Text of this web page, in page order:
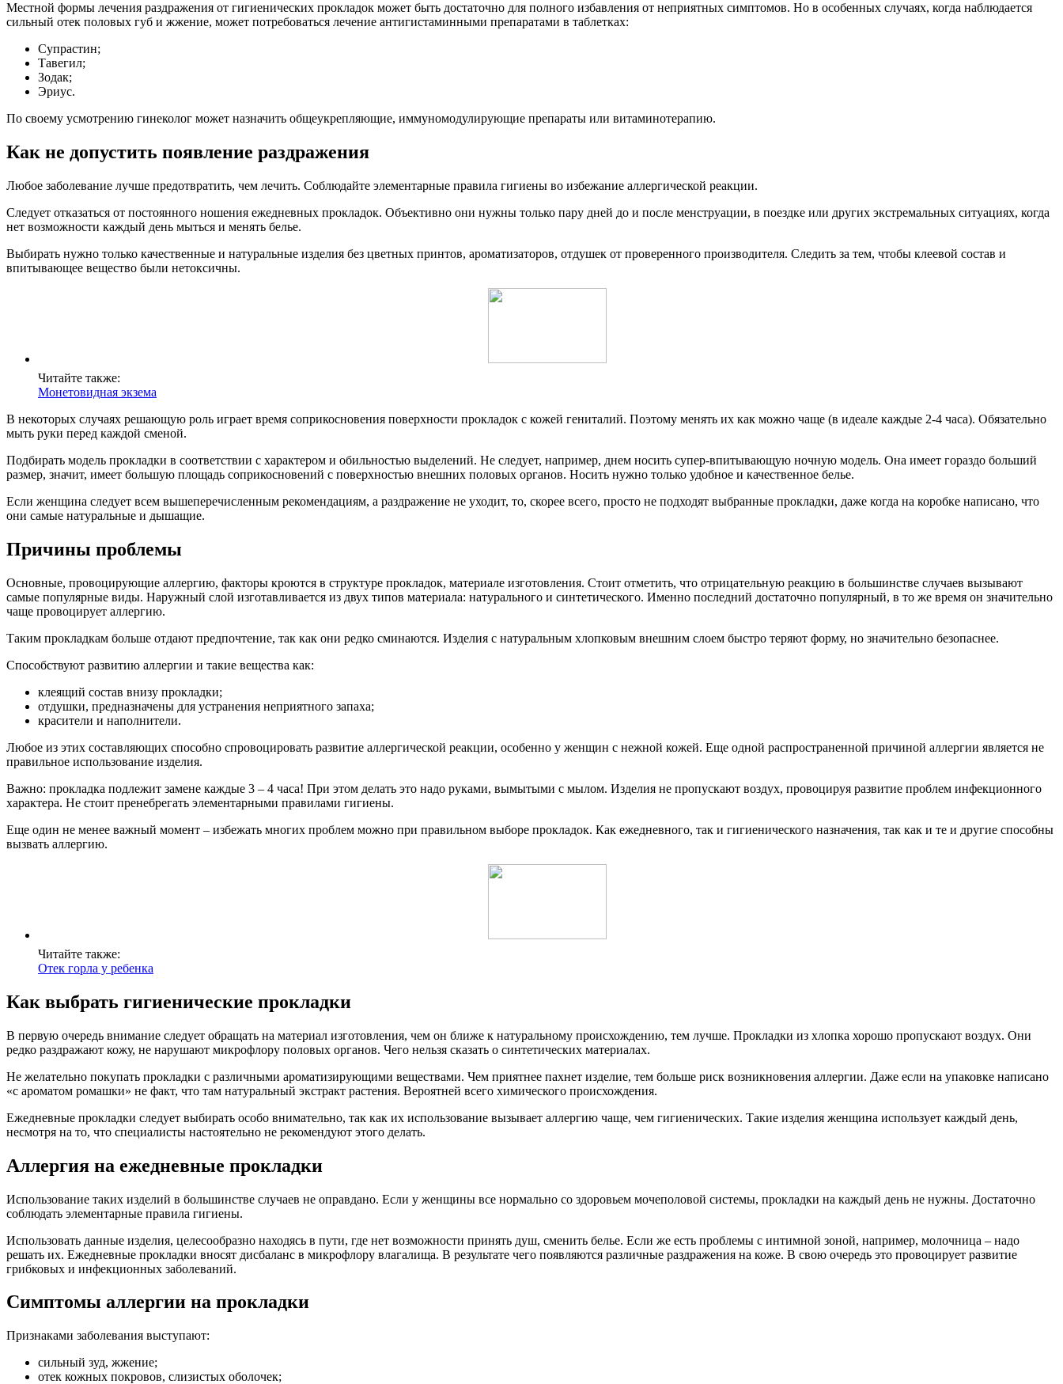
Местной формы лечения раздражения от гигиенических прокладок может быть достаточно для полного избавления от неприятных симптомов. Но в особенных случаях, когда наблюдается
сильный отек половых губ и жжение, может потребоваться лечение антигистаминными препаратами в таблетках:
Супрастин;
Тавегил;
Зодак;
Эриус.
По своему усмотрению гинеколог может назначить общеукрепляющие, иммуномодулирующие препараты или витаминотерапию.
Как не допустить появление раздражения
Любое заболевание лучше предотвратить, чем лечить. Соблюдайте элементарные правила гигиены во избежание аллергической реакции.
Следует отказаться от постоянного ношения ежедневных прокладок. Объективно они нужны только пару дней до и после менструации, в поездке или других экстремальных ситуациях, когда
нет возможности каждый день мыться и менять белье.
Выбирать нужно только качественные и натуральные изделия без цветных принтов, ароматизаторов, отдушек от проверенного производителя. Следить за тем, чтобы клеевой состав и
впитывающее вещество были нетоксичны.
Читайте также:
Монетовидная экзема
В некоторых случаях решающую роль играет время соприкосновения поверхности прокладок с кожей гениталий. Поэтому менять их как можно чаще (в идеале каждые 2-4 часа). Обязательно
мыть руки перед каждой сменой.
Подбирать модель прокладки в соответствии с характером и обильностью выделений. Не следует, например, днем носить супер-впитывающую ночную модель. Она имеет гораздо больший
размер, значит, имеет большую площадь соприкосновений с поверхностью внешних половых органов. Носить нужно только удобное и качественное белье.
Если женщина следует всем вышеперечисленным рекомендациям, а раздражение не уходит, то, скорее всего, просто не подходят выбранные прокладки, даже когда на коробке написано, что
они самые натуральные и дышащие.
Причины проблемы
Основные, провоцирующие аллергию, факторы кроются в структуре прокладок, материале изготовления. Стоит отметить, что отрицательную реакцию в большинстве случаев вызывают
самые популярные виды. Наружный слой изготавливается из двух типов материала: натурального и синтетического. Именно последний достаточно популярный, в то же время он значительно
чаще провоцирует аллергию.
Таким прокладкам больше отдают предпочтение, так как они редко сминаются. Изделия с натуральным хлопковым внешним слоем быстро теряют форму, но значительно безопаснее.
Способствуют развитию аллергии и такие вещества как:
клеящий состав внизу прокладки;
отдушки, предназначены для устранения неприятного запаха;
красители и наполнители.
Любое из этих составляющих способно спровоцировать развитие аллергической реакции, особенно у женщин с нежной кожей. Еще одной распространенной причиной аллергии является не
правильное использование изделия.
Важно: прокладка подлежит замене каждые 3 – 4 часа! При этом делать это надо руками, вымытыми с мылом. Изделия не пропускают воздух, провоцируя развитие проблем инфекционного
характера. Не стоит пренебрегать элементарными правилами гигиены.
Еще один не менее важный момент – избежать многих проблем можно при правильном выборе прокладок. Как ежедневного, так и гигиенического назначения, так как и те и другие способны
вызвать аллергию.
Читайте также:
Отек горла у ребенка
Как выбрать гигиенические прокладки
В первую очередь внимание следует обращать на материал изготовления, чем он ближе к натуральному происхождению, тем лучше. Прокладки из хлопка хорошо пропускают воздух. Они
редко раздражают кожу, не нарушают микрофлору половых органов. Чего нельзя сказать о синтетических материалах.
Не желательно покупать прокладки с различными ароматизирующими веществами. Чем приятнее пахнет изделие, тем больше риск возникновения аллергии. Даже если на упаковке написано
«с ароматом ромашки» не факт, что там натуральный экстракт растения. Вероятней всего химического происхождения.
Ежедневные прокладки следует выбирать особо внимательно, так как их использование вызывает аллергию чаще, чем гигиенических. Такие изделия женщина использует каждый день,
несмотря на то, что специалисты настоятельно не рекомендуют этого делать.
Аллергия на ежедневные прокладки
Использование таких изделий в большинстве случаев не оправдано. Если у женщины все нормально со здоровьем мочеполовой системы, прокладки на каждый день не нужны. Достаточно
соблюдать элементарные правила гигиены.
Использовать данные изделия, целесообразно находясь в пути, где нет возможности принять душ, сменить белье. Если же есть проблемы с интимной зоной, например, молочница – надо
решать их. Ежедневные прокладки вносят дисбаланс в микрофлору влагалища. В результате чего появляются различные раздражения на коже. В свою очередь это провоцирует развитие
грибковых и инфекционных заболеваний.
Симптомы аллергии на прокладки
Признаками заболевания выступают:
сильный зуд, жжение;
отек кожных покровов, слизистых оболочек;